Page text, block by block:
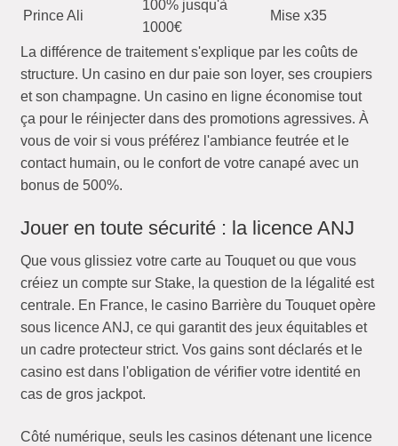
Prince Ali
100% jusqu'à
1000€
Mise x35
La différence de traitement s'explique par les coûts de
structure. Un casino en dur paie son loyer, ses croupiers
et son champagne. Un casino en ligne économise tout
ça pour le réinjecter dans des promotions agressives. À
vous de voir si vous préférez l'ambiance feutrée et le
contact humain, ou le confort de votre canapé avec un
bonus de 500%.
Jouer en toute sécurité : la licence ANJ
Que vous glissiez votre carte au Touquet ou que vous
créiez un compte sur Stake, la question de la légalité est
centrale. En France, le casino Barrière du Touquet opère
sous licence ANJ, ce qui garantit des jeux équitables et
un cadre protecteur strict. Vos gains sont déclarés et le
casino est dans l'obligation de vérifier votre identité en
cas de gros jackpot.
Côté numérique, seuls les casinos détenant une licence